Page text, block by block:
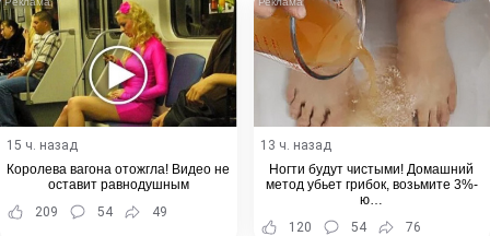
15 ч. назад
Королева вагона отожгла! Видео не
оставит равнодушным
209
54 49
13 ч. назад
Ногти будут чистыми! Домашний
метод убьет грибок, возьмите 3%-
ю…
120
54 76